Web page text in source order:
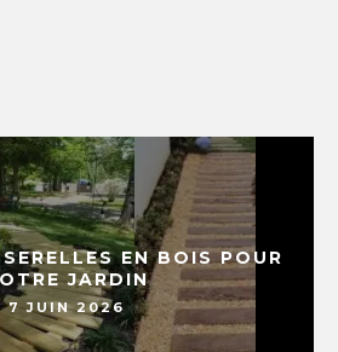
EN BOIS POUR
JARDIN
7 JUIN 2026